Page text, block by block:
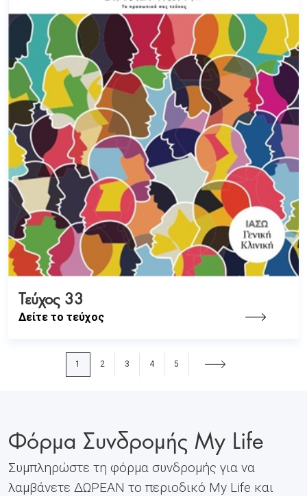
Τεύχος 33
Δείτε το τεύχος
1 2 3 4 5
Φόρμα Συνδρομής My Life
Συμπληρώστε τη φόρμα συνδρομής για να
λαμβάνετε ΔΩΡΕΑΝ το περιοδικό My Life και